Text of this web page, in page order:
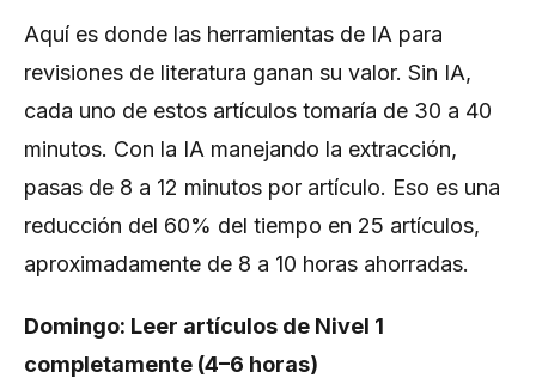
Aquí es donde las herramientas de IA para
revisiones de literatura ganan su valor. Sin IA,
cada uno de estos artículos tomaría de 30 a 40
minutos. Con la IA manejando la extracción,
pasas de 8 a 12 minutos por artículo. Eso es una
reducción del 60% del tiempo en 25 artículos,
aproximadamente de 8 a 10 horas ahorradas.
Domingo: Leer artículos de Nivel 1
completamente (4–6 horas)